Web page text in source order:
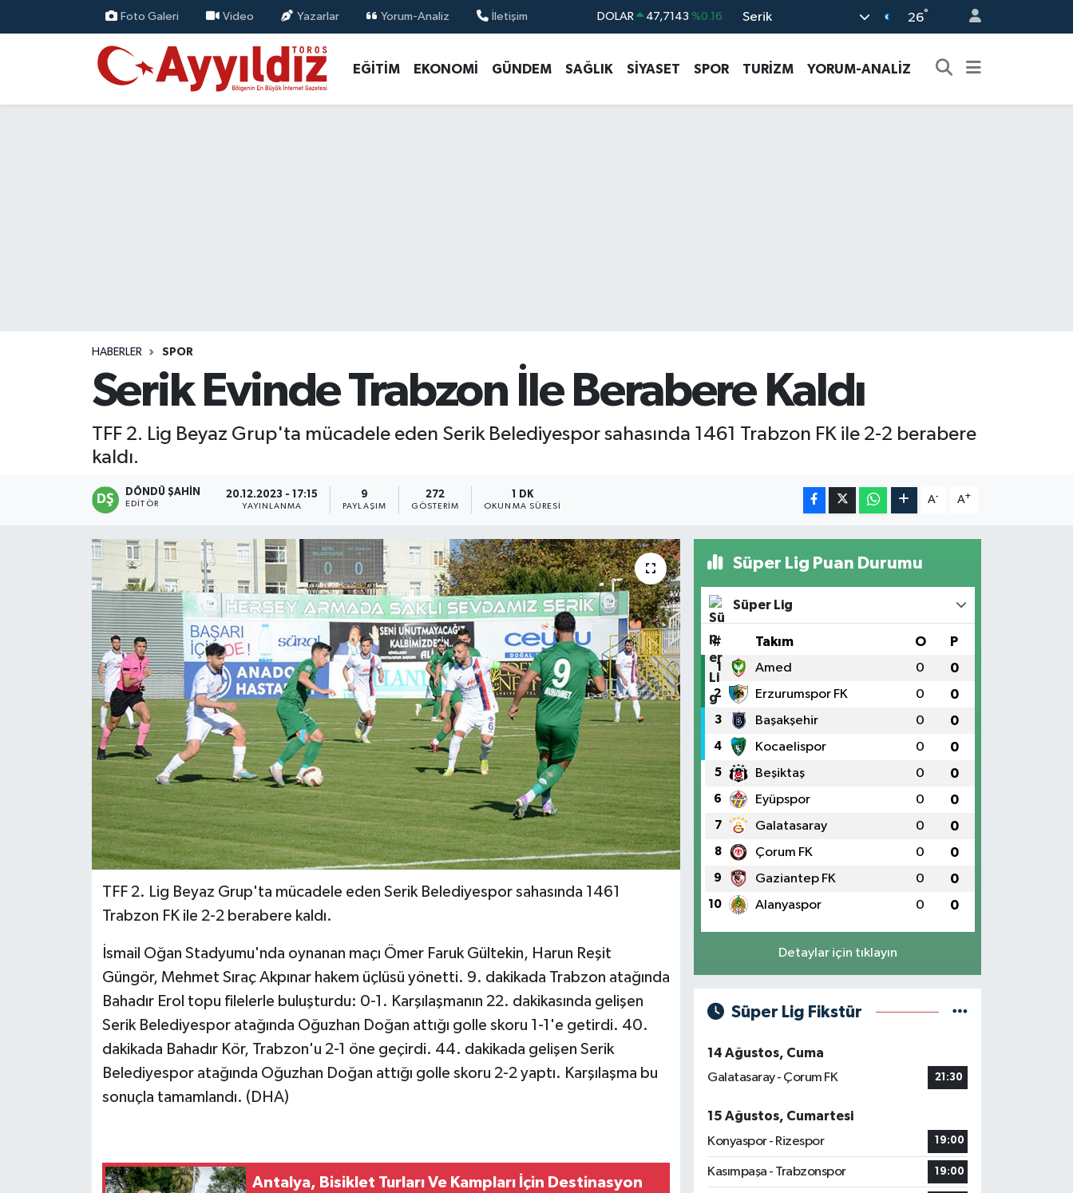
Foto Galeri Video Yazarlar Yorum-Analiz İletişim DOLAR 47,7143 %0.16
STERLİN 64,2463 %0.07
GRAM ALTIN 6510.40 %0.45
Serik 26°
EĞİTİM EKONOMİ GÜNDEM SAĞLIK SİYASET SPOR TURİZM YORUM-ANALİZ
HABERLER SPOR
Serik Evinde Trabzon İle Berabere Kaldı
TFF 2. Lig Beyaz Grup'ta mücadele eden Serik Belediyespor sahasında 1461 Trabzon FK ile 2-2 berabere
kaldı.
DÖNDÜ ŞAHİN
EDITÖR
20.12.2023 - 17:15
YAYINLANMA
9
PAYLAŞIM
272
GÖSTERIM
1 DK
OKUNMA SÜRESI
A- A+
TFF 2. Lig Beyaz Grup'ta mücadele eden Serik Belediyespor sahasında 1461
Trabzon FK ile 2-2 berabere kaldı.
İsmail Oğan Stadyumu'nda oynanan maçı Ömer Faruk Gültekin, Harun Reşit
Güngör, Mehmet Sıraç Akpınar hakem üçlüsü yönetti. 9. dakikada Trabzon atağında
Bahadır Erol topu filelerle buluşturdu: 0-1. Karşılaşmanın 22. dakikasında gelişen
Serik Belediyespor atağında Oğuzhan Doğan attığı golle skoru 1-1'e getirdi. 40.
dakikada Bahadır Kör, Trabzon'u 2-1 öne geçirdi. 44. dakikada gelişen Serik
Belediyespor atağında Oğuzhan Doğan attığı golle skoru 2-2 yaptı. Karşılaşma bu
sonuçla tamamlandı. (DHA)
Antalya, Bisiklet Turları Ve Kampları İçin Destinasyon
Süper Lig Puan Durumu
Süper Lig
# Takım O P
1 Amed 0 0
2 Erzurumspor FK 0 0
3 Başakşehir 0 0
4 Kocaelispor 0 0
5 Beşiktaş 0 0
6 Eyüpspor 0 0
7 Galatasaray 0 0
8 Çorum FK 0 0
9 Gaziantep FK 0 0
10 Alanyaspor 0 0
Detaylar için tıklayın
Süper Lig Fikstür
14 Ağustos, Cuma
Galatasaray - Çorum FK
21:30
15 Ağustos, Cumartesi
Konyaspor - Rizespor
19:00
Kasımpaşa - Trabzonspor 19:00